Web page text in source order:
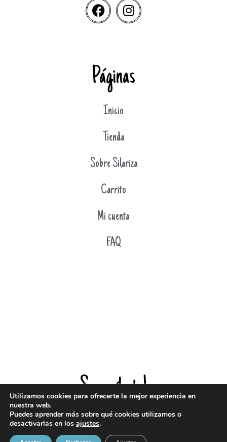
Páginas
Inicio
Tienda
Sobre Silariza
Carrito
Mi cuenta
FAQ
Suscríbete!
¡Entérate de todas mis novedades!
Utilizamos cookies para ofrecerte la mejor experiencia en
nuestra web.
Puedes aprender más sobre qué cookies utilizamos o
desactivarlas en los ajustes.